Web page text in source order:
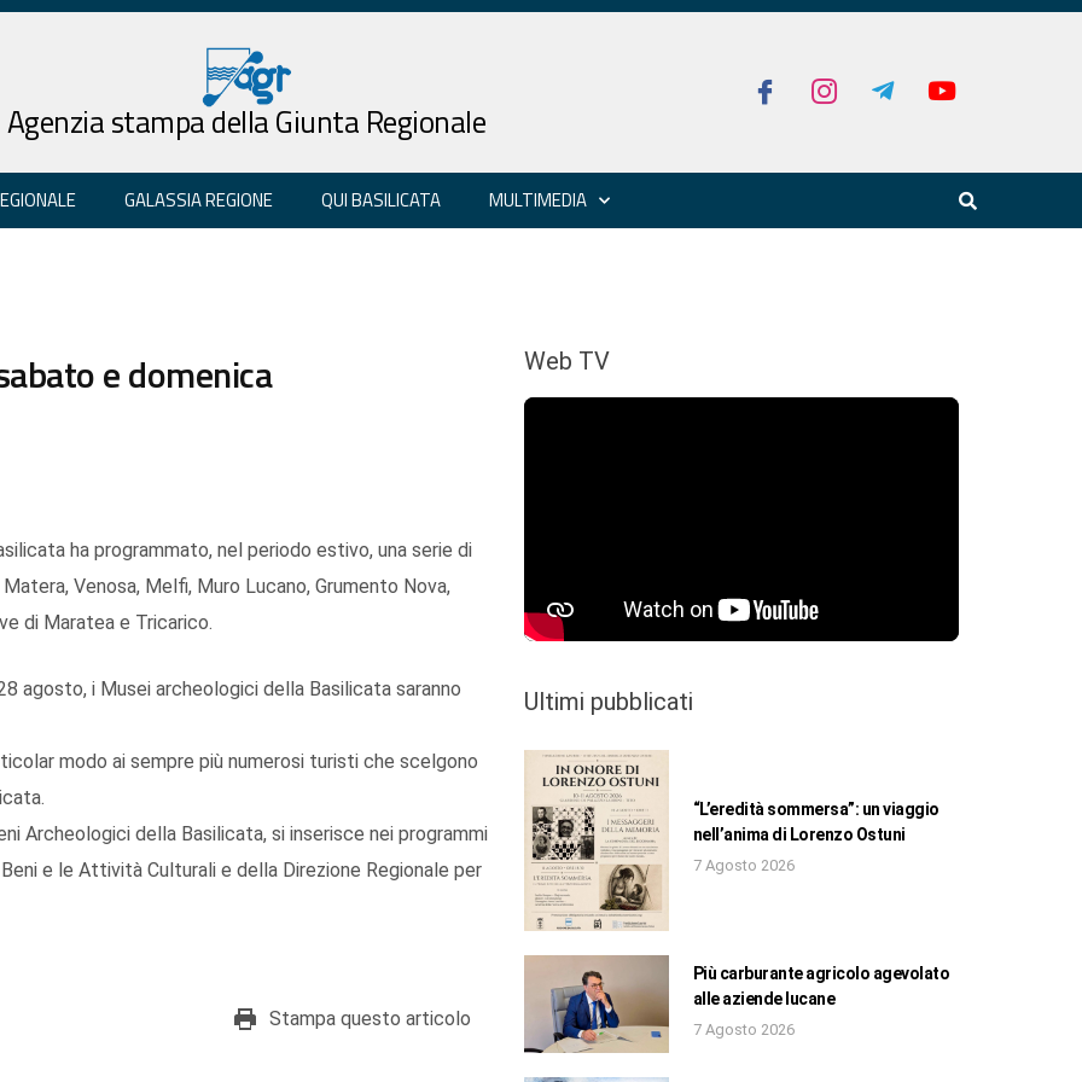
Agenzia stampa della Giunta Regionale
GALASSIA REGIONE QUI BASILICATA MULTIMEDIA
e domenica
ha programmato, nel periodo estivo, una serie di
Venosa, Melfi, Muro Lucano, Grumento Nova,
di Maratea e Tricarico.
agosto, i Musei archeologici della Basilicata saranno
modo ai sempre più numerosi turisti che scelgono
Archeologici della Basilicata, si inserisce nei programmi
e le Attività Culturali e della Direzione Regionale per
Stampa questo articolo
Web TV
Ultimi pubblicati
“L’eredità sommersa”: un viaggio
nell’anima di Lorenzo Ostuni
7 Agosto 2026
Più carburante agricolo agevolato
alle aziende lucane
7 Agosto 2026